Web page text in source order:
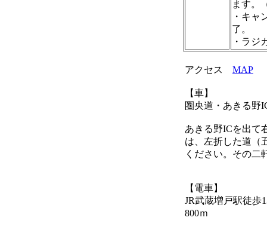
ます。
・キャ
了。
・ラジ
アクセス MAP
【車】
圏央道・あきる野
あきる野ICを出て
は、左折した道（
ください。その二
【電車】
JR武蔵増戸駅徒
800ｍ